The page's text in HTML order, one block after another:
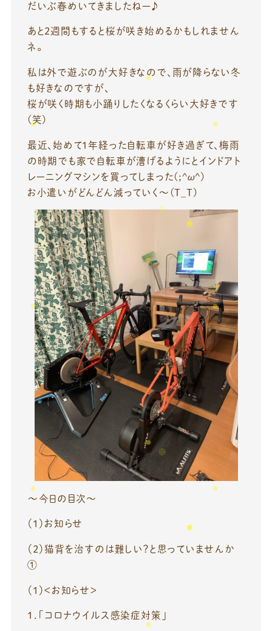
だいぶ春めいてきましたねー♪
あと2週間もすると桜が咲き始めるかもしれません
ネ。
私は外で遊ぶのが大好きなので、雨が降らない冬
も好きなのですが、
桜が咲く時期も小踊りしたくなるくらい大好きです
(笑)
最近、始めて1年経った自転車が好き過ぎて、梅雨
の時期でも家で自転車が漕げるようにとインドアト
レーニングマシンを買ってしまった(;^ω^)
お小遣いがどんどん減っていく～(T_T)
～今日の目次～
（１）お知らせ
（２）猫背を治すのは難しい？と思っていませんか
①
（１）＜お知らせ＞
１．「コロナウイルス感染症対策」